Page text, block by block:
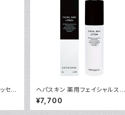
セン
ヘパスキン 薬用フェイシャルスキ
ンローション
¥7,700